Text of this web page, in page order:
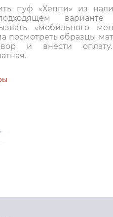
пуф «Хеппи» из
варианте
«мобильного
посмотреть образцы
и внести